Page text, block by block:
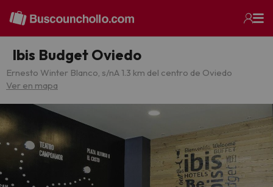
Ibis Budget Oviedo
Ernesto Winter Blanco, s/nA 1.3 km del centro de Oviedo
Ver en mapa